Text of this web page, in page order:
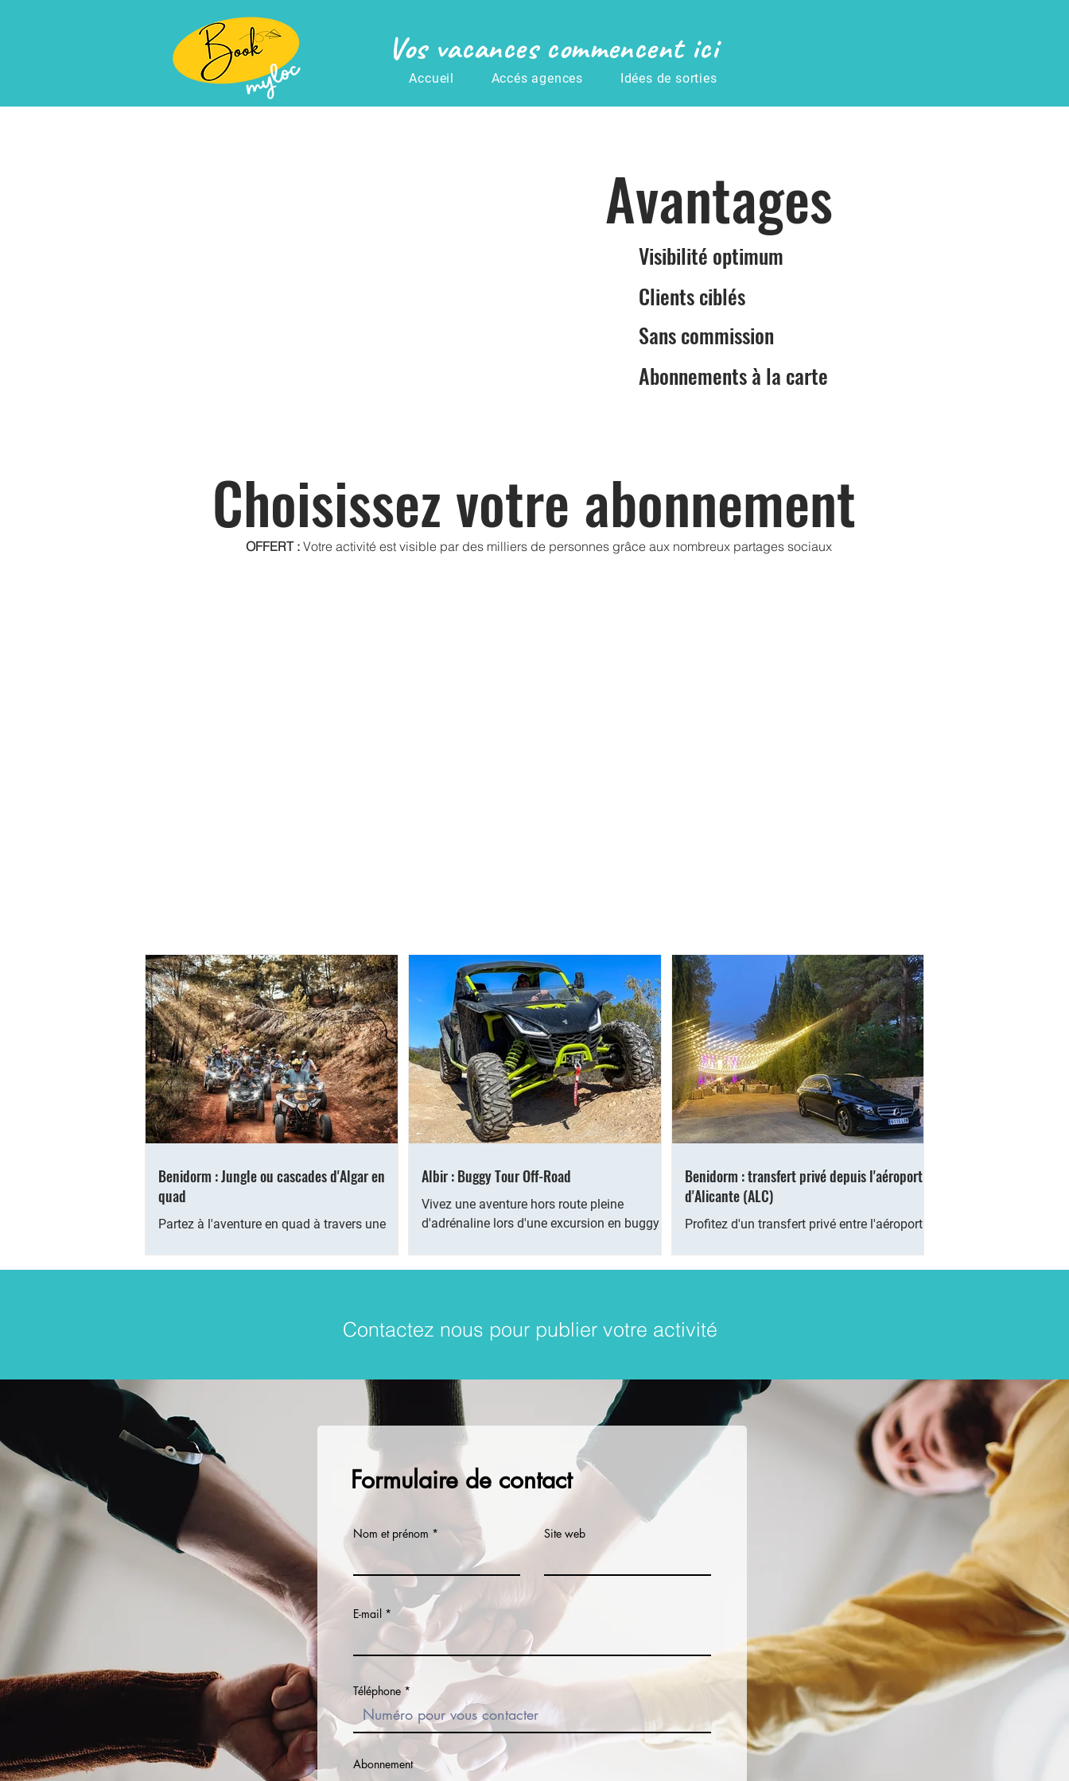
Vos vacances commencent ici
Accueil Accés agences Idées de sorties
Avantages
Visibilité optimum
Clients ciblés
Sans commission
Abonnements à la carte
Choisissez votre abonnement
OFFERT : Votre activité est visible par des milliers de personnes grâce aux nombreux partages sociaux
Benidorm : Jungle ou cascades d'Algar en
quad
Partez à l'aventure en quad à travers une
Albir : Buggy Tour Off-Road
Vivez une aventure hors route pleine
d'adrénaline lors d'une excursion en buggy le
Benidorm : transfert privé depuis l'aéroport
d'Alicante (ALC)
Profitez d'un transfert privé entre l'aéroport
Contactez nous pour publier votre activité
Formulaire de contact
Nom et prénom Site web
E-mail
Téléphone
Abonnement